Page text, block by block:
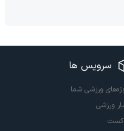
سرویس ها
ورزشی شما
ورزشی